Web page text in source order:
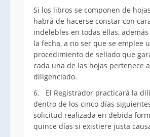
Si los libros se componen de
habrá de hacerse constar con
indelebles en todas ellas,
la fecha, a no ser que se emplee
procedimiento de sellado que
cada una de las hojas pertenece
diligenciado.
6. El Registrador practicará la
dentro de los cinco días
solicitud realizada en debida
quince días si existiere justa